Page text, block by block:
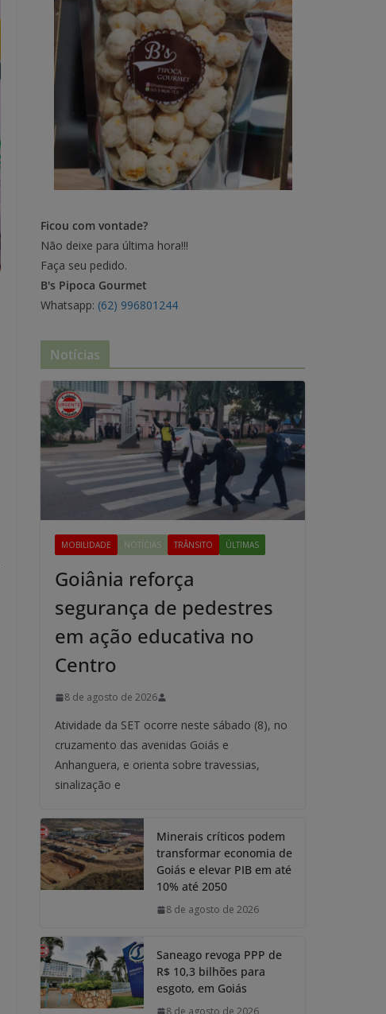
Ficou com vontade?
Não deixe para última hora!!!
Faça seu pedido.
B's Pipoca Gourmet
Whatsapp: (62) 996801244
Notícias
MOBILIDADE NOTÍCIAS TRÂNSITO ÚLTIMAS
Goiânia reforça
segurança de pedestres
em ação educativa no
Centro
8 de agosto de 2026
Atividade da SET ocorre neste sábado (8), no
cruzamento das avenidas Goiás e
Anhanguera, e orienta sobre travessias,
sinalização e
Minerais críticos podem
transformar economia de
Goiás e elevar PIB em até
10% até 2050
8 de agosto de 2026
Saneago revoga PPP de
R$ 10,3 bilhões para
esgoto, em Goiás